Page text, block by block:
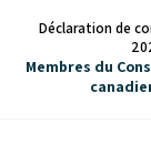
Déclaration de
Membres du